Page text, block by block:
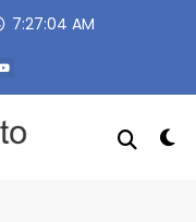
7:27:05 AM